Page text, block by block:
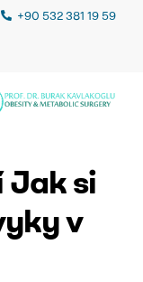
+90 532 381 19 59
Jak si
v